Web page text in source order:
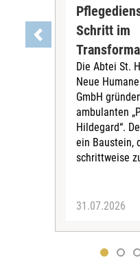
Schritt im
Die Abtei St.
Neue
GmbH
ambulanten
Hildegard“.
ein Baustein,
schrittweise
31.07.2026